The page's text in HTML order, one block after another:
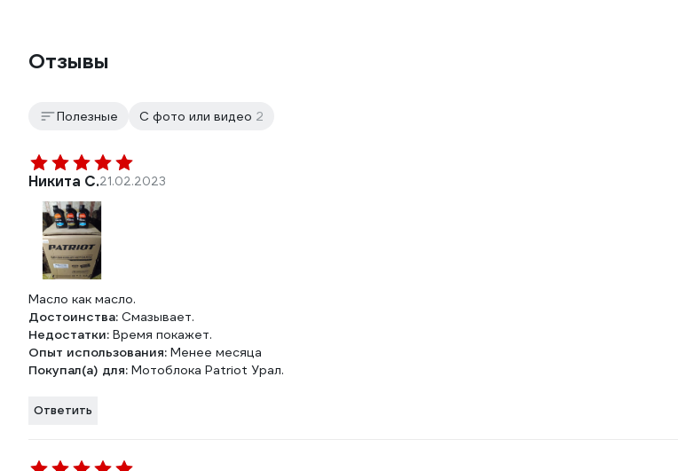
Отзывы
Полезные С фото или видео 2
Никита С.21.02.2023
Масло как масло.
Достоинства: Смазывает.
Недостатки: Время покажет.
Опыт использования: Менее месяца
Покупал(а) для: Мотоблока Patriot Урал.
Ответить